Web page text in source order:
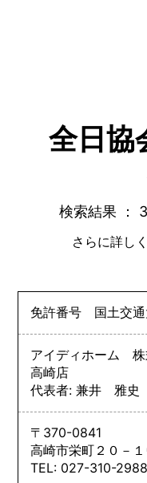
全日協
検索結果 ：
さらに詳し
免許番号 国土交
アイディホーム 株
高崎店
代表者: 兼井 雅史
〒370-0841
高崎市栄町２０－
TEL: 027-310-2988